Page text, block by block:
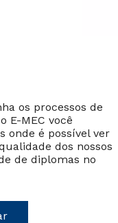
os processos de
E-MEC você
onde é possível ver
dos nossos
de diplomas no